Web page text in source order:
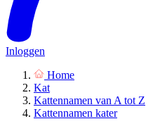
Inloggen
Home
Kat
Kattennamen van A tot Z
Kattennamen kater